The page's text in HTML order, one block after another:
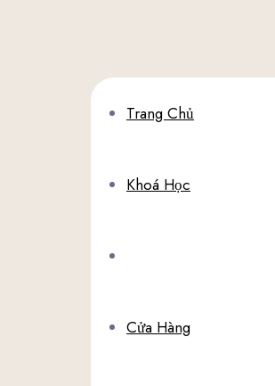
Trang Chủ
Khoá Học
Cửa Hàng